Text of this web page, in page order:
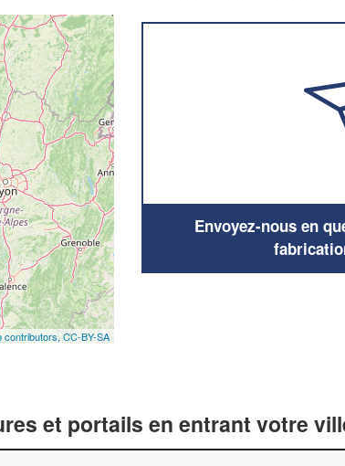
contributors, CC-BY-SA
Envoyez-nous en
et portails en entrant votre